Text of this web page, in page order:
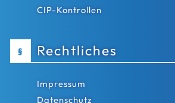
CIP-Kontrollen
§ Rechtliches
Impressum
Datenschutz